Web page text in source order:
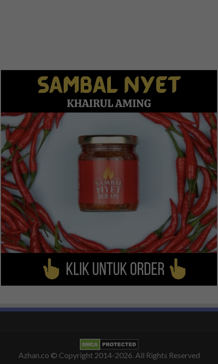
Azhan.co © Copyright 2014-2026. All Rights Reserved